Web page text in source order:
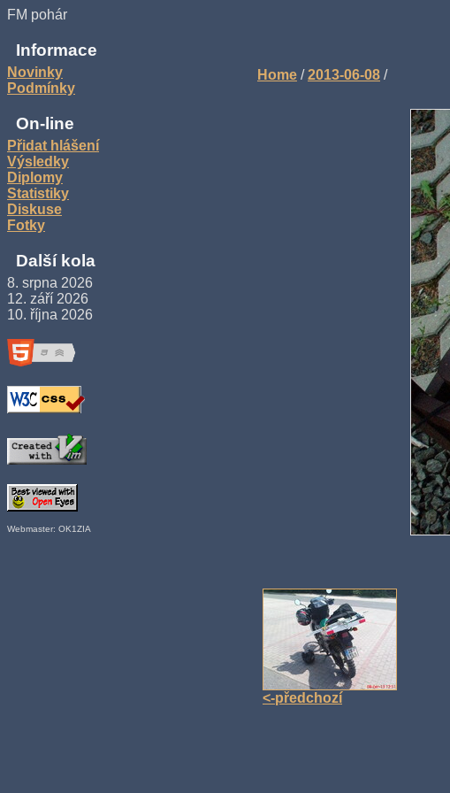
FM pohár
Informace
Novinky
Podmínky
On-line
Přidat hlášení
Výsledky
Diplomy
Statistiky
Diskuse
Fotky
Další kola
8. srpna 2026
12. září 2026
10. října 2026
Webmaster: OK1ZIA
Home /2013-06-08 /
<-předchozí